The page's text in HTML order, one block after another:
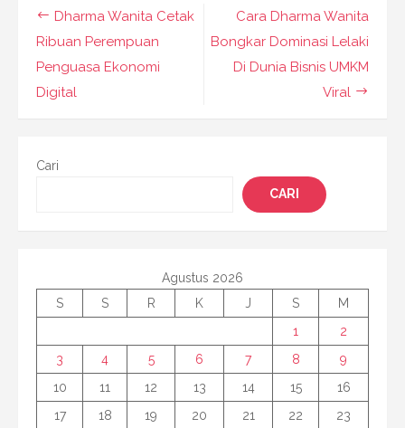
Navigasi
pos
Cara Dharma Wanita
Bongkar Dominasi Lelaki
Di Dunia Bisnis UMKM
Viral
Dharma Wanita Cetak
Ribuan Perempuan
Penguasa Ekonomi
Digital
Cari
CARI
Agustus 2026
S
S R K J S
M
1
2
3
4 5 6 7 8
9
10
11 12 13 14 15
16
17
18 19 20 21 22
23